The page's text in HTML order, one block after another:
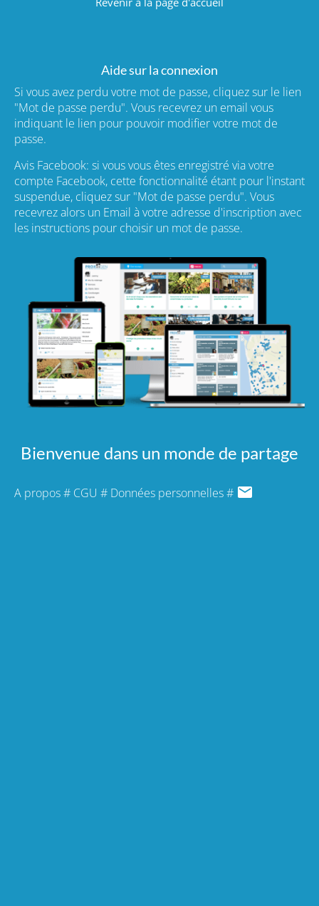
Aide sur la connexion
Si vous avez perdu votre mot de passe, cliquez sur le lien
"Mot de passe perdu". Vous recevrez un email vous
indiquant le lien pour pouvoir modifier votre mot de
passe.
Avis Facebook: si vous vous êtes enregistré via votre
compte Facebook, cette fonctionnalité étant pour l'instant
suspendue, cliquez sur "Mot de passe perdu". Vous
recevrez alors un Email à votre adresse d'inscription avec
les instructions pour choisir un mot de passe.
Bienvenue dans un monde de partage
A propos# CGU # Données personnelles#